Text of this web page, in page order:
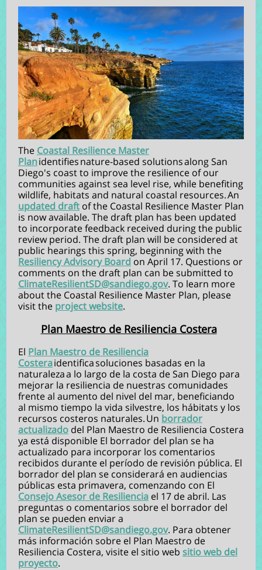
The Coastal Resilience Master
Planidentifies nature-based solutions along San
Diego's coast to improve the resilience of our
communities against sea level rise, while benefiting
wildlife, habitats and natural coastal resources. An
updated draft of the Coastal Resilience Master Plan
is now available. The draft plan has been updated
to incorporate feedback received during the public
review period. The draft plan will be considered at
public hearings this spring, beginning with the
Resiliency Advisory Board on April 17. Questions or
comments on the draft plan can be submitted to
ClimateResilientSD@sandiego.gov. To learn more
about the Coastal Resilience Master Plan, please
visit the project website.
Plan Maestro de Resiliencia Costera
El Plan Maestro de Resiliencia
Costeraidentifica soluciones basadas en la
naturaleza a lo largo de la costa de San Diego para
mejorar la resiliencia de nuestras comunidades
frente al aumento del nivel del mar, beneficiando
al mismo tiempo la vida silvestre, los hábitats y los
recursos costeros naturales. Un borrador
actualizado del Plan Maestro de Resiliencia Costera
ya está disponible El borrador del plan se ha
actualizado para incorporar los comentarios
recibidos durante el período de revisión pública. El
borrador del plan se considerará en audiencias
públicas esta primavera, comenzando con El
Consejo Asesor de Resiliencia el 17 de abril. Las
preguntas o comentarios sobre el borrador del
plan se pueden enviar a
ClimateResilientSD@sandiego.gov. Para obtener
más información sobre el Plan Maestro de
Resiliencia Costera, visite el sitio web sitio web del
proyecto.